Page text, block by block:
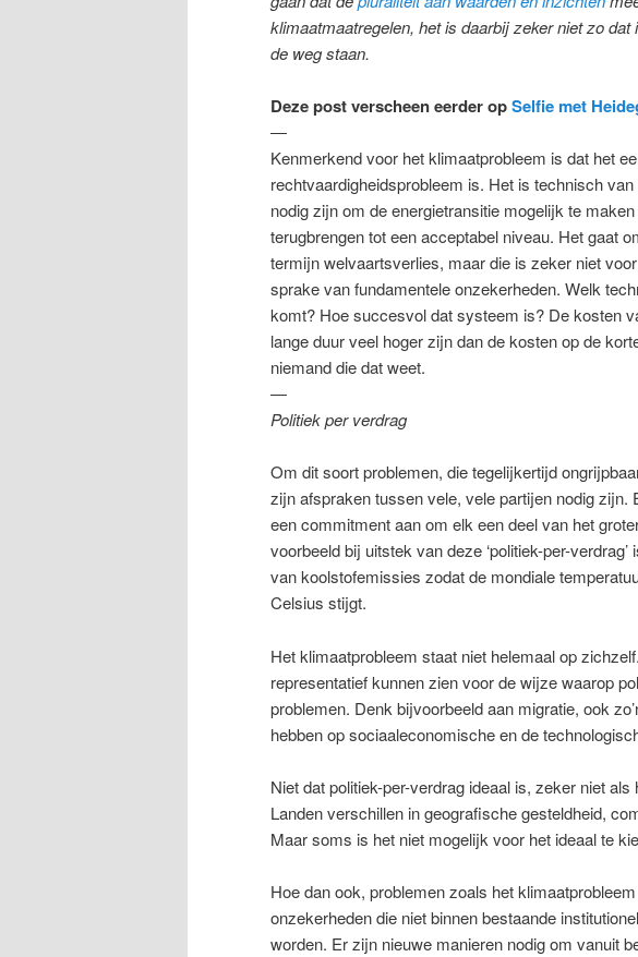
klimaatmaatregelen, het is daarbij zeker niet zo dat
de weg staan.
Deze post verscheen eerder opSelfie met
―
Kenmerkend voor het klimaatprobleem is dat het
rechtvaardigheidsprobleem is. Het is technisch
nodig zijn om de energietransitie mogelijk te
terugbrengen tot een acceptabel niveau. Het gaat
termijn welvaartsverlies, maar die is zeker niet
sprake van fundamentele onzekerheden. Welk
komt? Hoe succesvol dat systeem is? De kosten
lange duur veel hoger zijn dan de kosten op de
niemand die dat weet.
―
Politiek per verdrag
Om dit soort problemen, die tegelijkertijd
zijn afspraken tussen vele, vele partijen nodig zijn.
een commitment aan om elk een deel van het
voorbeeld bij uitstek van deze ‘politiek-per-
van koolstofemissies zodat de mondiale
Celsius stijgt.
Het klimaatprobleem staat niet helemaal op
representatief kunnen zien voor de wijze waarop
problemen. Denk bijvoorbeeld aan migratie, ook
hebben op sociaaleconomische en de
Niet dat politiek-per-verdrag ideaal is, zeker niet
Landen verschillen in geografische gesteldheid,
Maar soms is het niet mogelijk voor het ideaal te
Hoe dan ook, problemen zoals het
onzekerheden die niet binnen bestaande
worden. Er zijn nieuwe manieren nodig om vanuit